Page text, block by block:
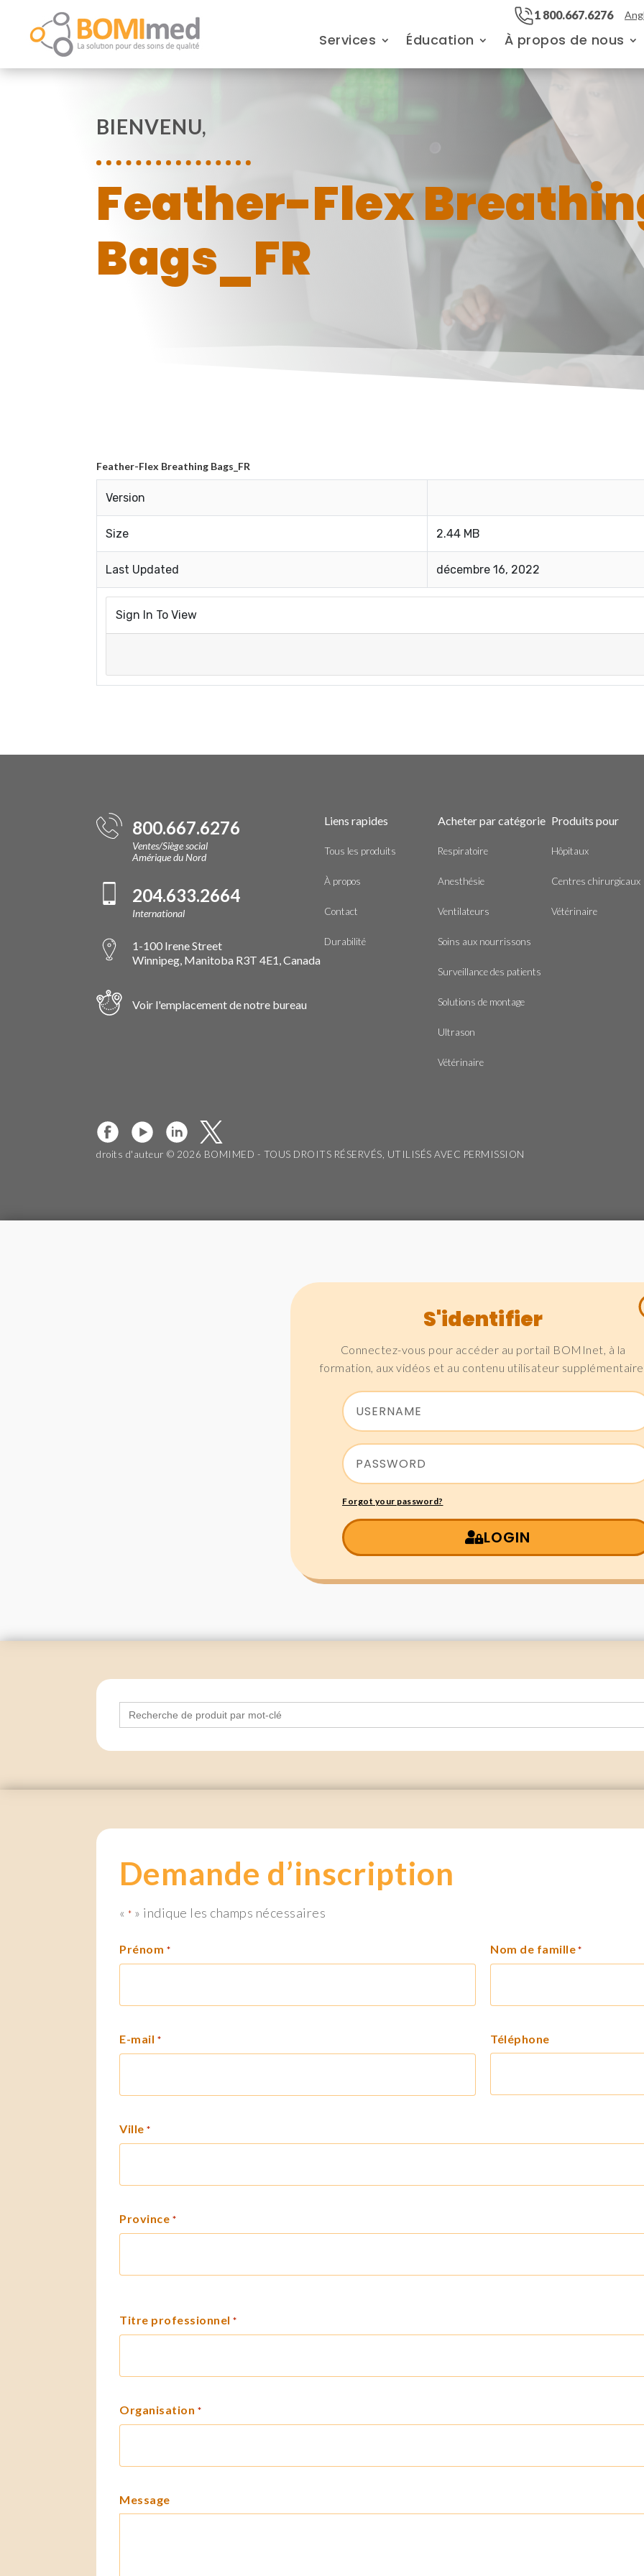
1 800.667.6276
Services Éducation À propos de nous
BIENVENU,
Feather-Flex
Bags_FR
Feather-Flex Breathing Bags_FR
Version
Size 2.44 MB
Last Updated décembre 16, 2022
Sign In To View
800.667.6276
Ventes/Siège social
Amérique du Nord
204.633.2664
International
1-100 Irene Street
Winnipeg, Manitoba R3T 4E1, Canada
Voir l'emplacement de notre bureau
Liens rapides
Tous les produits
À propos
Contact
Durabilité
Acheter par catégorie
Respiratoire
Anesthésie
Ventilateurs
Soins aux nourrissons
Surveillance des patients
Solutions de montage
Ultrason
Vétérinaire
Produits pour
Hôpitaux
Centres chirurgicaux
Vétérinaire
droits d'auteur © 2026 BOMIMED - TOUS DROITS RÉSERVÉS, UTILISÉS AVEC PERMISSION
S'identifier
Connectez-vous pour accéder au portail BOMInet, à la
formation, aux vidéos et au contenu utilisateur
Forgot your password?
LOGIN
Search
for:
Demande d’inscription
«* » indique les champs nécessaires
Prénom * Nom de famille *
E-mail * Téléphone
Ville *
Province *
Titre professionnel *
Organisation *
Message